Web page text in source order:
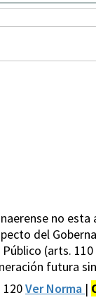
no
del
(arts. 110
futura
120Ver Norma |